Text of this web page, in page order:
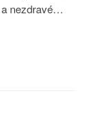
a nezdravé…